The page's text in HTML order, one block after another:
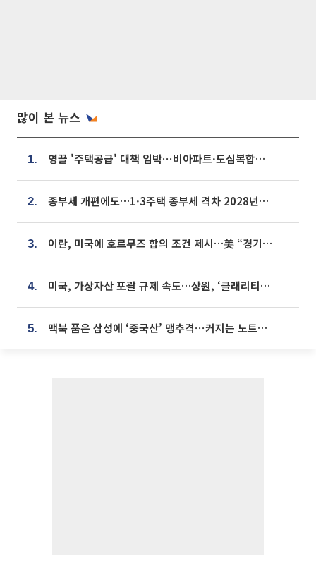
많이 본 뉴스
1. 영끌 '주택공급' 대책 임박⋯비아파트·도심복합까지 총동원
2. 종부세 개편에도…1·3주택 종부세 격차 2028년부터 확대
3. 이란, 미국에 호르무즈 합의 조건 제시…美 “경기 아직 안 끝나” [종합]
4. 미국, 가상자산 포괄 규제 속도…상원, ‘클래리티법’ 9월 절차투표 추진
5. 맥북 품은 삼성에 ‘중국산’ 맹추격⋯커지는 노트북 OLED 시장